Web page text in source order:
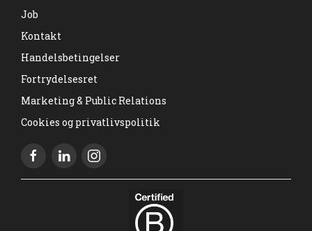
Job
Kontakt
Handelsbetingelser
Fortrydelsesret
Marketing & Public Relations
Cookies og privatlivspolitik